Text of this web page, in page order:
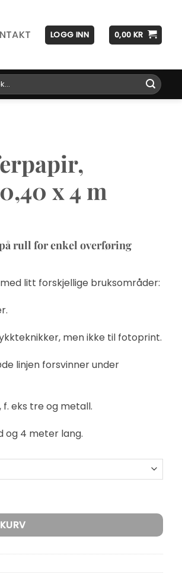
LOGG INN 0,00 KR
x 4 m
rull for enkel overføring
litt forskjellige bruksområder:
men ikke til fotoprint.
linjen forsvinner under
eks tre og metall.
og 4 meter lang.
x 4 m antall